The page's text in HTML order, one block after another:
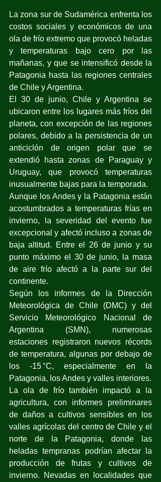
La zona sur de Sudamérica enfrenta los
costos sociales y económicos de una
ola de frío extremo que provocó heladas
y temperaturas bajo cero por las
mañanas, y que se intensificó desde la
Patagonia hasta las regiones centrales
de Chile y Argentina.
El 30 de junio, Chile y Argentina se
ubicaron entre los lugares más fríos del
planeta, con excepción de las regiones
polares, debido a la persistencia de un
anticiclón de origen polar que se
extendió hasta zonas de Paraguay y
Uruguay, que provocó temperaturas
inusualmente bajas para la temporada.
Aunque los Andes y la Patagonia están
acostumbrados a temperaturas frías en
invierno, la severidad del evento fue
excepcional y afectó incluso a zonas de
baja altitud. Entre el 26 de junio y su
punto máximo el 30 de junio, la masa
de aire frío afectó a la parte sur del
continente.
Según los informes de la Dirección
Meteorológica de Chile (DMC) y del
Servicio Meteorológico Nacional de
Argentina (SMN), numerosas
estaciones registraron nuevos récords
de temperatura, algunas por debajo de
los -15 °C, especialmente en la
Patagonia, los Andes y valles interiores.
La ola de frío también impactó a la
agricultura, con informes preliminares
de daños a cultivos sensibles en los
valles agrícolas del centro de Chile y el
norte de la Patagonia, donde las
heladas tempranas podrían afectar la
producción de frutas y cultivos de
invierno. Nevadas en localidades que